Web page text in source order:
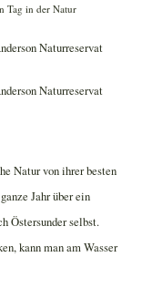
Tag in der Natur
Natur von ihrer besten
Jahr über ein
Östersunder selbst.
kann man am Wasser